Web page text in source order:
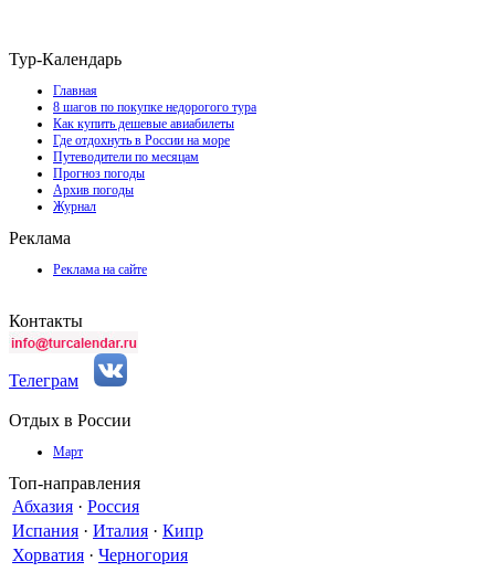
Тур-Календарь
Главная
8 шагов по покупке недорогого тура
Как купить дешевые авиабилеты
Где отдохнуть в России на море
Путеводители по месяцам
Прогноз погоды
Архив погоды
Журнал
Реклама
Реклама на сайте
Контакты
Телеграм
Отдых в России
Март
Топ-направления
Абхазия · Россия
Испания · Италия · Кипр
Хорватия · Черногория